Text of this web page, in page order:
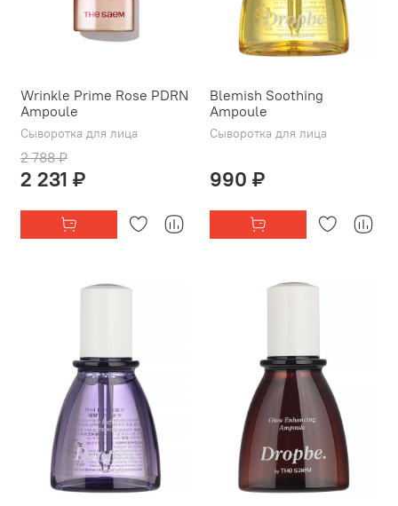
Wrinkle Prime Rose PDRN
Ampoule
Сыворотка для лица
2 788 ₽
2 231 ₽
Blemish Soothing
Ampoule
Сыворотка для лица
990 ₽